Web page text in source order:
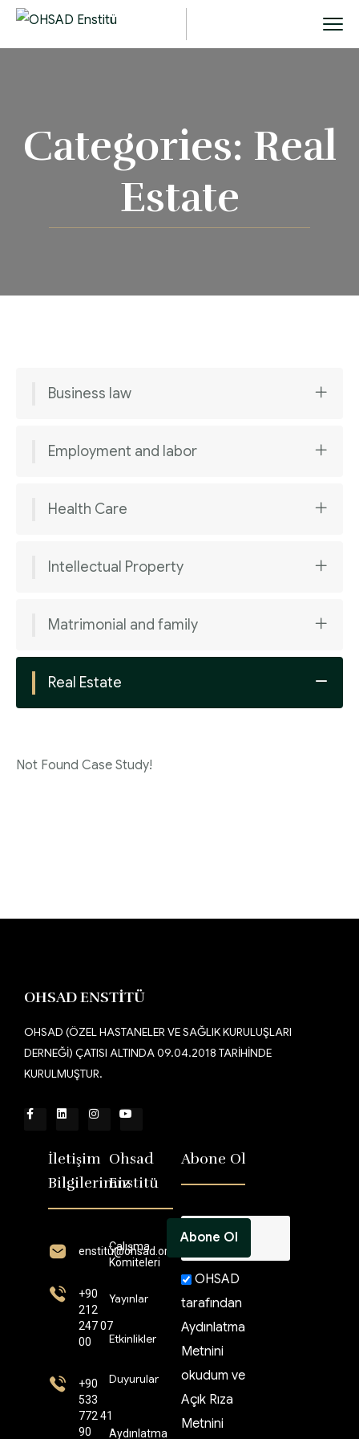
Categories: Real
Estate
Business law
Employment and labor
Health Care
Intellectual Property
Matrimonial and family
Real Estate
Not Found Case Study!
OHSAD ENSTİTÜ
OHSAD (ÖZEL HASTANELER VE SAĞLIK KURULUŞLARI
DERNEĞİ) ÇATISI ALTINDA 09.04.2018 TARİHİNDE
KURULMUŞTUR.
İletişim
Bilgilerimiz
enstitü@ohsad.org
+90
212
247 07
00
+90
533
772 41
90
Ohsad
Enstitü
Çalışma
Komiteleri
Yayınlar
Etkinlikler
Duyurular
Aydınlatma
Abone Ol
OHSAD
tarafından
Aydınlatma
Metnini
okudum ve
Açık Rıza
Metnini